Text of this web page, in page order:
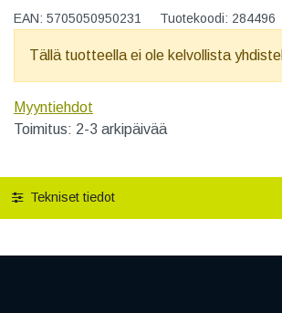
EAN: 5705050950231 Tuotekoodi: 284496
Tällä tuotteella ei ole kelvollista
Myyntiehdot
Toimitus: 2-3 arkipäivää
Tekniset tiedot